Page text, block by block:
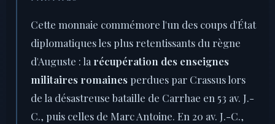
Cette monnaie commémore l'un des coups d'État
diplomatiques les plus retentissants du règne
d'Auguste : larécupération des enseignes
militaires romaines perdues par Crassus lors
de la désastreuse bataille de Carrhae en 53 av. J.-
C., puis celles de Marc Antoine. En 20 av. J.-C.,